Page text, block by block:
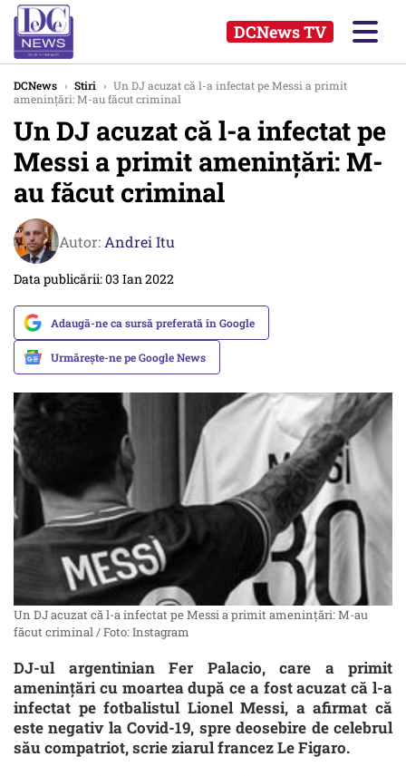
DCNews TV
DCNews › Stiri › Un DJ acuzat că l-a infectat pe Messi a primit
ameninţări: M-au făcut criminal
Un DJ acuzat că l-a infectat pe
Messi a primit ameninţări: M-
au făcut criminal
Autor: Andrei Itu
Data publicării: 03 Ian 2022
Adaugă-ne ca sursă preferată în Google
Urmărește-ne pe Google News
Un DJ acuzat că l-a infectat pe Messi a primit ameninţări: M-au
făcut criminal / Foto: Instagram
DJ-ul argentinian Fer Palacio, care a primit
ameninţări cu moartea după ce a fost acuzat că l-a
infectat pe fotbalistul Lionel Messi, a afirmat că
este negativ la Covid-19, spre deosebire de celebrul
său compatriot, scrie ziarul francez Le Figaro.